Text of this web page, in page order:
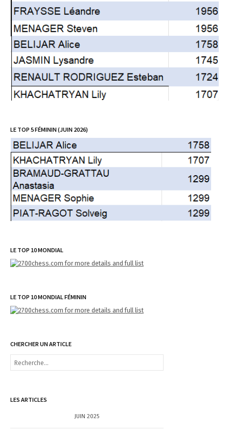
LE TOP 5 FÉMININ (JUIN 2026)
LE TOP 10 MONDIAL
LE TOP 10 MONDIAL FÉMININ
CHERCHER UN ARTICLE
R
r
e
LES ARTICLES
JUIN 2025